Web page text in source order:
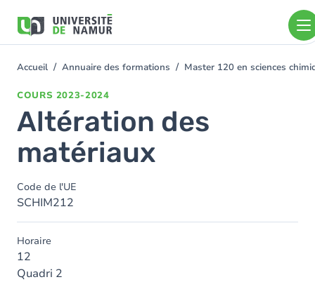
contenu
You
Accueil Annuaire des formations Master 120 en sciences
COURS 2023-2024
Altération des
matériaux
Code de l'UE
SCHIM212
Horaire
12
Quadri 2